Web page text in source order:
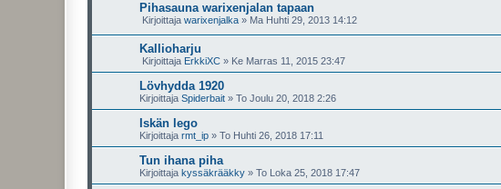
Pihasauna warixenjalan tapaan
Kirjoittaja warixenjalka » Ma Huhti 29, 2013 14:12
Kallioharju
Kirjoittaja ErkkiXC » Ke Marras 11, 2015 23:47
Lövhydda 1920
Kirjoittaja Spiderbait » To Joulu 20, 2018 2:26
Iskän lego
Kirjoittaja rmt_ip » To Huhti 26, 2018 17:11
Tun ihana piha
Kirjoittaja kyssäkrääkky » To Loka 25, 2018 17:47